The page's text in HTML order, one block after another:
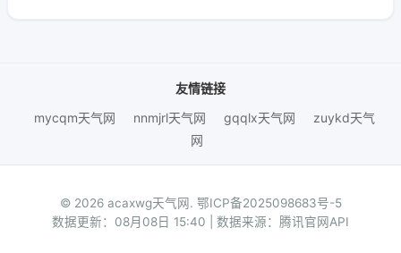
友情链接
mycqm天气网
nnmjrl天气网 gqqlx天气网
zuykd天气
网
© 2026 acaxwg天气网. 鄂ICP备2025098683号-5
数据更新：08月08日 15:40 | 数据来源：腾讯官网API